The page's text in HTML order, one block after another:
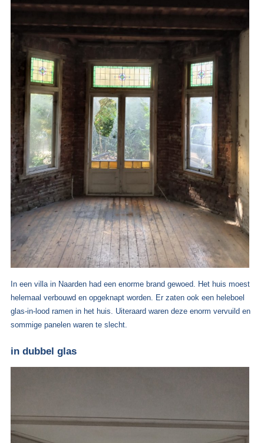
In een villa in Naarden had een enorme brand gewoed. Het huis moest
helemaal verbouwd en opgeknapt worden. Er zaten ook een heleboel
glas-in-lood ramen in het huis. Uiteraard waren deze enorm vervuild en
sommige panelen waren te slecht.
in dubbel glas